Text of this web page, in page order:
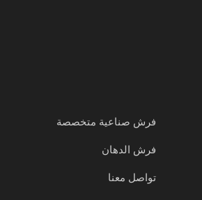
فرش صناعية متخصصة
فرش الدهان
تواصل معنا